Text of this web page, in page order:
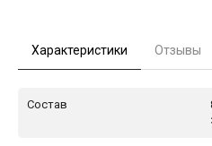
Характеристики Отзывы
Состав